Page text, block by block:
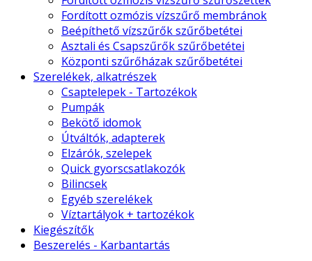
Fordított ozmózis vízszűrő membránok
Beépíthető vízszűrők szűrőbetétei
Asztali és Csapszűrők szűrőbetétei
Központi szűrőházak szűrőbetétei
Szerelékek, alkatrészek
Csaptelepek - Tartozékok
Pumpák
Bekötő idomok
Útváltók, adapterek
Elzárók, szelepek
Quick gyorscsatlakozók
Bilincsek
Egyéb szerelékek
Víztartályok + tartozékok
Kiegészítők
Beszerelés - Karbantartás